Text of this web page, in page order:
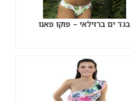
בגד ים ברזילאי – פוקו פאנו